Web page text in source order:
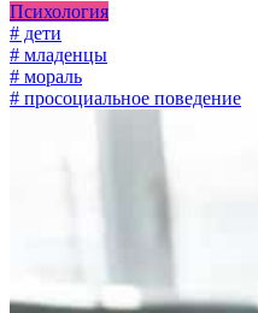
Психология
# дети
# младенцы
# мораль
# просоциальное поведение